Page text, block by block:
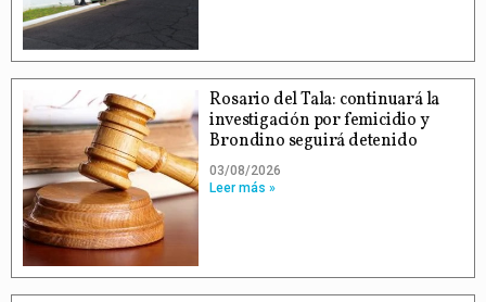
Rosario del Tala: continuará la
investigación por femicidio y
Brondino seguirá detenido
03/08/2026
Leer más »